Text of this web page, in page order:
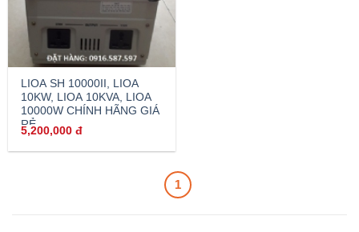
LIOA SH 10000II, LIOA
10KW, LIOA 10KVA, LIOA
10000W CHÍNH HÃNG GIÁ
RẺ
5,200,000đ
1